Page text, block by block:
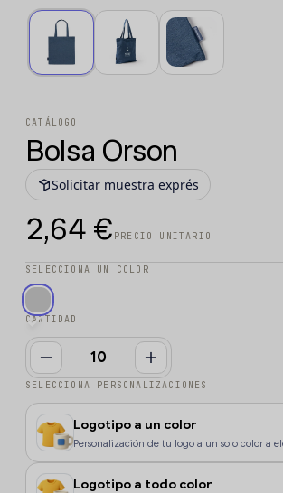
CATÁLOGO
Bolsa Orson
Solicitar muestra exprés
2,64 € PRECIO UNITARIO
SELECCIONA UN COLOR
CANTIDAD
SELECCIONA PERSONALIZACIONES
Logotipo a un color
Personalización de tu logo a un solo color a
Logotipo a todo color